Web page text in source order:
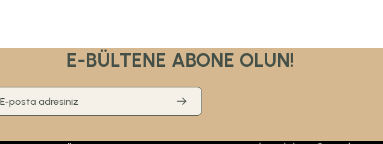
E-BÜLTENE ABONE OLUN!